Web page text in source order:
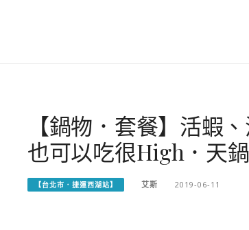
【鍋物．套餐】活蝦
也可以吃很High．天
【台北市．捷運西湖站】 艾斯 2019-06-11